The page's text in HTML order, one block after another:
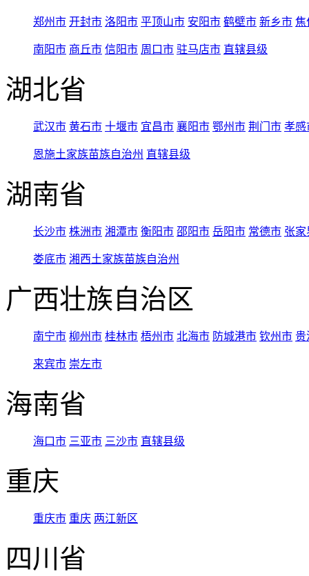
郑州市 开封市 洛阳市 平顶山市 安阳市 鹤壁市 新乡市 焦
南阳市 商丘市 信阳市 周口市 驻马店市 直辖县级
湖北省
武汉市 黄石市 十堰市 宜昌市 襄阳市 鄂州市 荆门市 孝感
恩施土家族苗族自治州 直辖县级
湖南省
长沙市 株洲市 湘潭市 衡阳市 邵阳市 岳阳市 常德市 张家
娄底市 湘西土家族苗族自治州
广西壮族自治区
南宁市 柳州市 桂林市 梧州市 北海市 防城港市 钦州市 贵
来宾市 崇左市
海南省
海口市 三亚市 三沙市 直辖县级
重庆
重庆市 重庆 两江新区
四川省